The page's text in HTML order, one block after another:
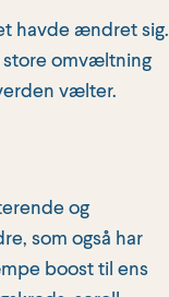
havde ændret sig.
store omvæltning
vælter.
og
som også har
boost til ens